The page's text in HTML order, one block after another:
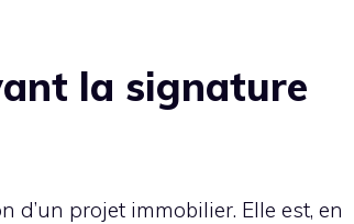
la signature
projet immobilier. Elle est, en